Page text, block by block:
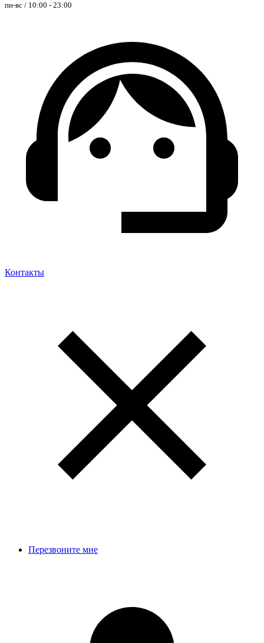
пн-вс / 10:00 - 23:00
Контакты
Перезвоните мне